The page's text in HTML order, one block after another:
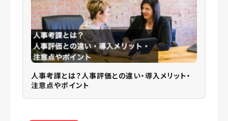
人事考課とは？人事評価との違い・導入メリット・
注意点やポイント